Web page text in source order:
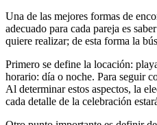
Una de las mejores formas de
adecuado para cada pareja es
quiere realizar; de esta forma la
Primero se define la locación:
horario: día o noche. Para seguir
Al determinar estos aspectos, la
cada detalle de la celebración